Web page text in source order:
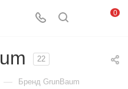
0
22
— Бренд GrunBaum